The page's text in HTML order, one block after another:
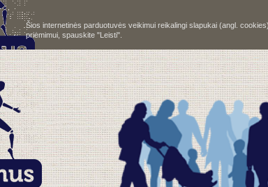
Šios internetinės parduotuvės veikimui reikalingi slapukai (angl.
priėmimui, spauskite "Leisti".